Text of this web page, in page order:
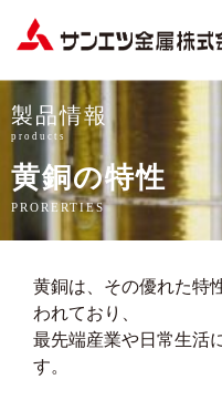
ン
エ
ツ
金
属
株
式
社
製品情報
products
黄銅の特性
PRORERTIES
黄銅は、その優れた特
われており、
最先端産業や日常生活
す。